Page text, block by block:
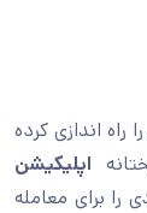
راه اندازی کرده
اپلیکیشن
را برای معامله